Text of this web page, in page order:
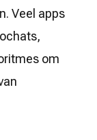
Veel apps
om